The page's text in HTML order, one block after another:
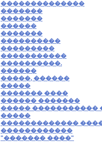
��������������
�������
�������
������
�������
����������
���������
�����������
����������.
������
�����, ������
�����
������� ����
������ �������
����� �����������
�����
�������������
������������
"������� ����"